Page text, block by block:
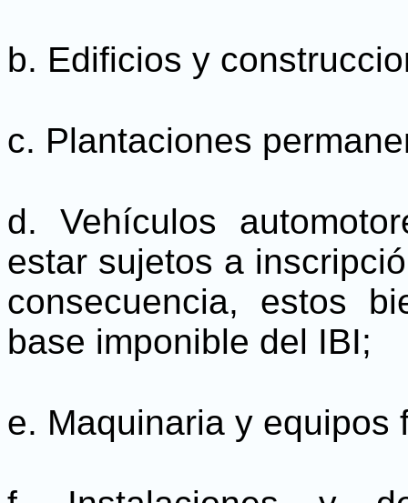
b. Edificios y
c. Plantaciones
d. Vehículos
estar sujetos a
consecuencia, estos
base imponible del IBI;
e. Maquinaria y equipos